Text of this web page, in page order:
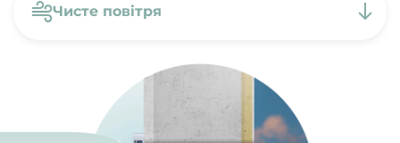
Чисте повітря
Тепле провітрювання
Контроль вологості